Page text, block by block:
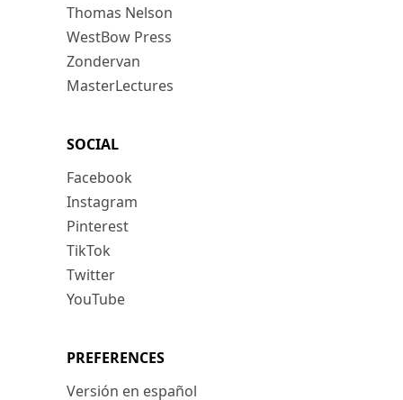
Thomas Nelson
WestBow Press
Zondervan
MasterLectures
SOCIAL
Facebook
Instagram
Pinterest
TikTok
Twitter
YouTube
PREFERENCES
Versión en español